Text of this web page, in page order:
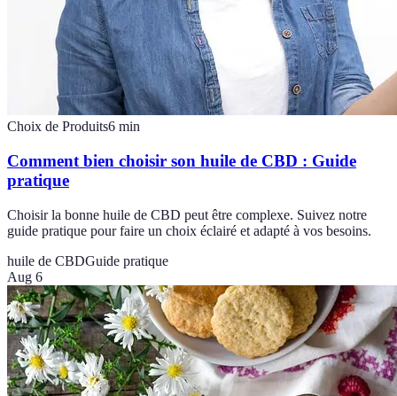
Choix de Produits6 min
Comment bien choisir son huile de CBD : Guide
pratique
Choisir la bonne huile de CBD peut être complexe. Suivez notre
guide pratique pour faire un choix éclairé et adapté à vos besoins.
huile de CBDGuide pratique
Aug 6